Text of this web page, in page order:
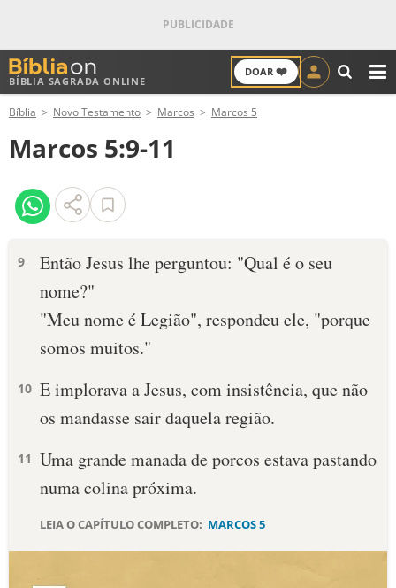
BÍBLIA SAGRADA ONLINE
DOAR ❤️
ANTIGO TESTAMENTO
NOVO TESTAMENTO
VERSÍCULOS
PALAVRA DO DIA
DEVOCIONAL DIÁRIO
10 MANDAMENTOS
ESTUDOS BÍBLICOS
ESBOÇOS DE PREGAÇÃO
Bíblia Novo Testamento Marcos Marcos 5
Marcos 5:9-11
9
Então Jesus lhe perguntou: "Qual é o seu
nome?"
"Meu nome é Legião", respondeu ele, "porque
somos muitos."
10 E implorava a Jesus, com insistência, que não
os mandasse sair daquela região.
11 Uma grande manada de porcos estava pastando
numa colina próxima.
LEIA O CAPÍTULO COMPLETO: MARCOS 5